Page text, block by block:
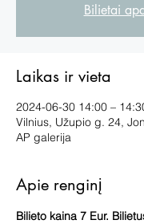
Bilietai
Laikas ir vieta
2024-06-30 14:00 –
Vilnius, Užupio g. 24,
AP galerija
Apie renginį
Bilieto kaina 7 Eur.